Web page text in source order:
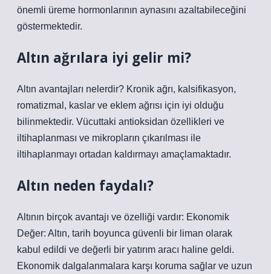
önemli üreme hormonlarının aynasını azaltabileceğini
göstermektedir.
Altın ağrılara iyi gelir mi?
Altın avantajları nelerdir? Kronik ağrı, kalsifikasyon,
romatizmal, kaslar ve eklem ağrısı için iyi olduğu
bilinmektedir. Vücuttaki antioksidan özellikleri ve
iltihaplanması ve mikropların çıkarılması ile
iltihaplanmayı ortadan kaldırmayı amaçlamaktadır.
Altın neden faydalı?
Altının birçok avantajı ve özelliği vardır: Ekonomik
Değer: Altın, tarih boyunca güvenli bir liman olarak
kabul edildi ve değerli bir yatırım aracı haline geldi.
Ekonomik dalgalanmalara karşı koruma sağlar ve uzun